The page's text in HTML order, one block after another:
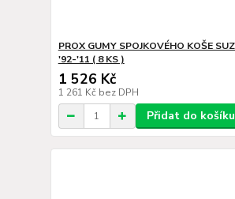
PROX GUMY SPOJKOVÉHO KOŠE
'92-'11 ( 8 KS )
1 526 Kč
1 261 Kč bez DPH
Přidat do košíku